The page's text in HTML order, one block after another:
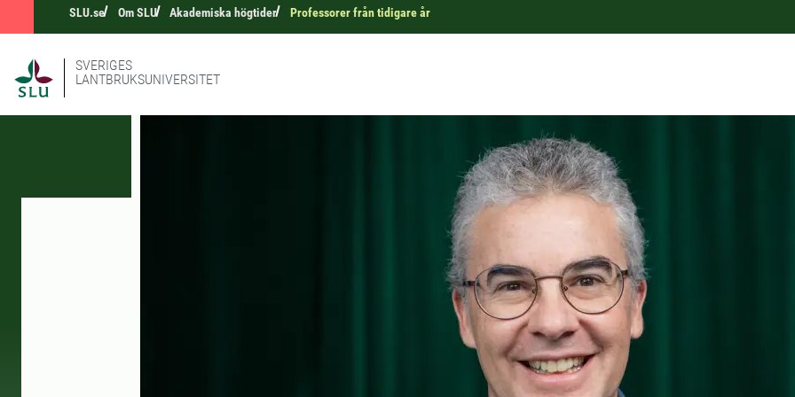
SLU.se Om SLU Akademiska högtider Professorer från tidigare år
SVERIGES
LANTBRUKSUNIVERSITET